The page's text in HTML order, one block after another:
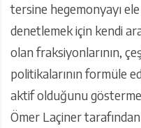
tersine hegemonyayı
denetlemek için kendi
olan fraksiyonlarının,
politikalarının formüle
aktif olduğunu
Ömer Laçiner